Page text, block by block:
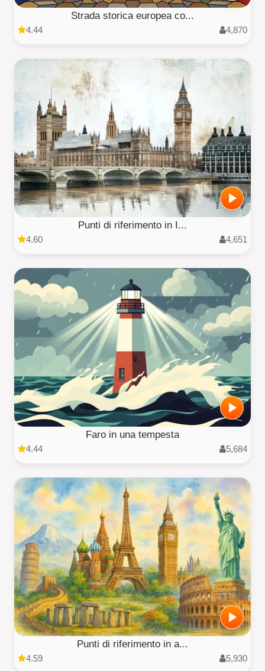
Strada storica europea co...
4.44 4,870
Punti di riferimento in I...
4.60 4,651
Faro in una tempesta
4.44 5,684
Punti di riferimento in a...
4.59 5,930